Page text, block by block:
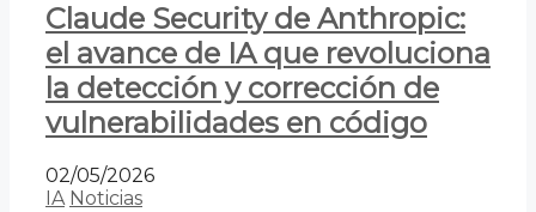
Claude Security de Anthropic:
el avance de IA que revoluciona
la detección y corrección de
vulnerabilidades en código
02/05/2026
IA Noticias